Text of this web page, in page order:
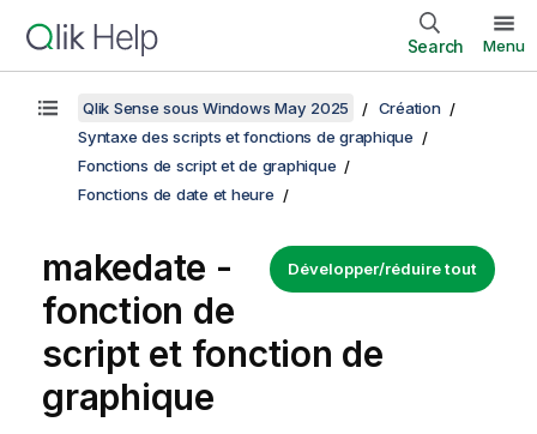
Search Menu
Qlik Sense sous Windows May 2025
Création
Syntaxe des scripts et fonctions de graphique
Fonctions de script et de graphique
Fonctions de date et heure
Développer/réduire tout
makedate -
fonction de
script et fonction de
graphique